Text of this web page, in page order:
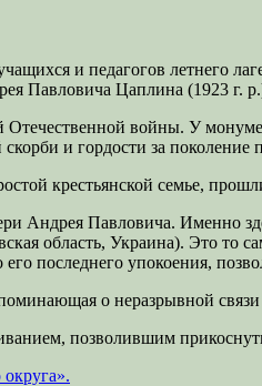
и педагогов летнего
Павловича Цаплина (1923 г.
войны. У
и гордости за
крестьянской семье,
Андрея Павловича. Именно
область, Украина). Это то
последнего упокоения,
о неразрывной связи
позволившим